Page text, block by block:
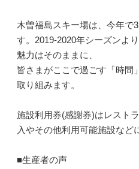
木曽福島スキー場は、今年で
す。2019-2020年シーズンよ
魅力はそのままに、
皆さまがここで過ごす「時間
取り組みます。
施設利用券(感謝券)はレスト
入やその他利用可能施設など
■生産者の声